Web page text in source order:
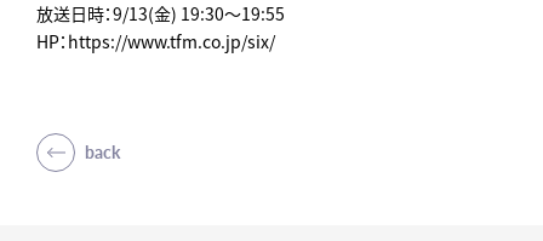
放送日時：9/13(金) 19:30～19:55
HP：https://www.tfm.co.jp/six/
back